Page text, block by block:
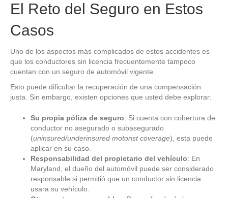
El Reto del Seguro en Estos
Casos
Uno de los aspectos más complicados de estos accidentes es
que los conductores sin licencia frecuentemente tampoco
cuentan con un seguro de automóvil vigente.
Esto puede dificultar la recuperación de una compensación
justa. Sin embargo, existen opciones que usted debe explorar:
Su propia póliza de seguro: Si cuenta con cobertura de
conductor no asegurado o subasegurado
(uninsured/underinsured motorist coverage), esta puede
aplicar en su caso.
Responsabilidad del propietario del vehículo: En
Maryland, el dueño del automóvil puede ser considerado
responsable si permitió que un conductor sin licencia
usara su vehículo.